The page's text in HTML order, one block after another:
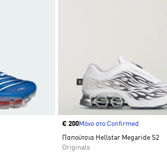
Price
€ 200Μόνο στο Confirmed
Παπούτσια Hellstar Megaride S2
Originals